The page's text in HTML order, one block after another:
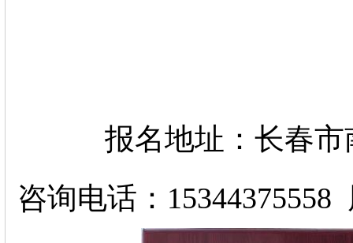
报名地址：长春
咨询电话：15344375558